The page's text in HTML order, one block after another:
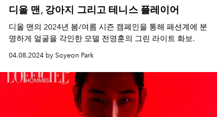
디올 맨, 강아지 그리고 테니스 플레이어
디올 맨의 2024년 봄/여름 시즌 캠페인을 통해 패션계에 분
명하게 얼굴을 각인한 모델 전영훈의 그린 라이트 화보.
04.08.2024 by Soyeon Park